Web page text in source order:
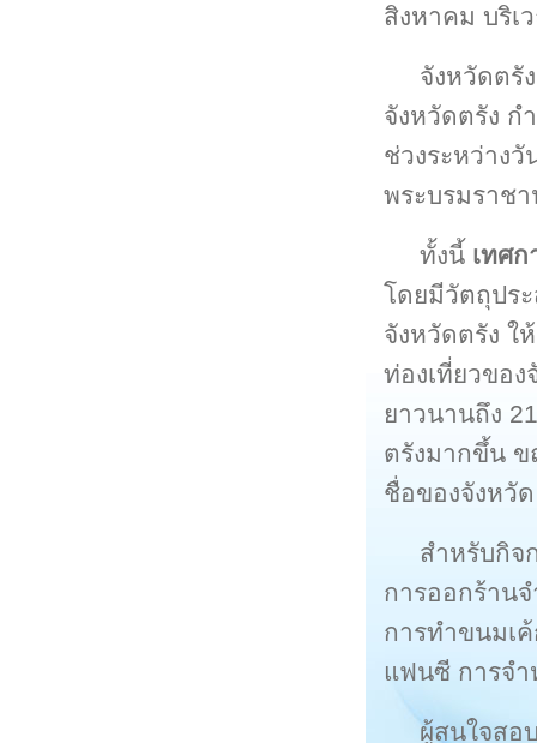
สิงหาคม บริ
จังหวัดตรั
จังหวัดตรัง ก
ช่วงระหว่าง
พระบรมราช
ทั้งนี้ เทศ
โดยมีวัตถุปร
จังหวัดตรัง ใ
ท่องเที่ยวขอ
ยาวนานถึง
ตรังมากขึ้น ข
ชื่อของจังหวั
สำหรับกิจ
การออกร้าน
การทำขนมเ
แฟนซี การจำ
ผู้สนใจสอ